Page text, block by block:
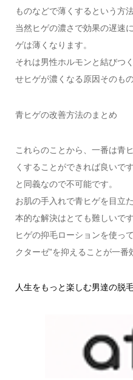
ものなどで薄くするという方
当然ヒゲの濃さで効果の遅速
ゲは薄くなります。
それは男性ホルモンと結びつ
せヒゲが濃くなる原因そのも
青ヒゲの改善方法のまとめ
これらのことから、一番は青
くすることができれば良いで
と同義なので不可能です。
お肌の手入れで青ヒゲを目立
本的な解決はとても難しいです
ヒゲの抑毛ローションを使っ
クターゼ”を抑えることが一番
人生をもっと楽しむ男達の脱